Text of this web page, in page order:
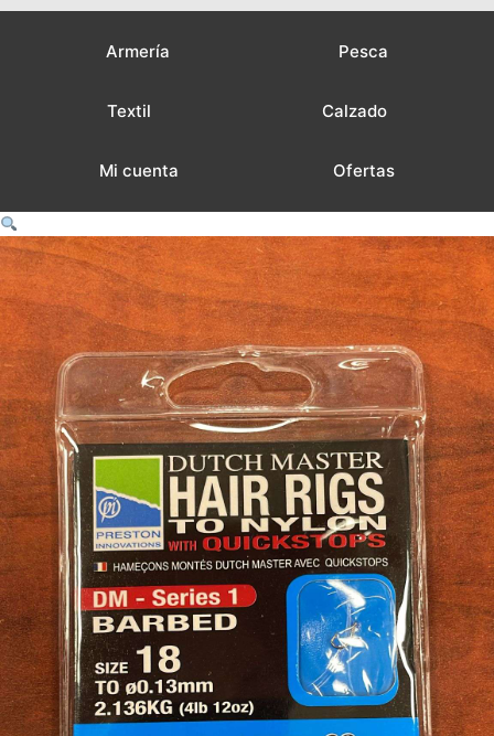
Armería Pesca
Textil Calzado
Mi cuenta Ofertas